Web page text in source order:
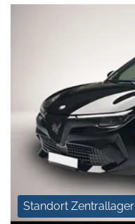
Standort Zentrallager